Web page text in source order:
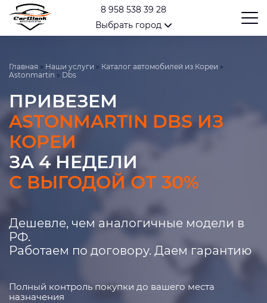
8 958 538 39 28
Выбрать город
Главная » Наши услуги » Каталог автомобилей из Кореи »
Astonmartin » Dbs
ПРИВЕЗЕМ
ASTONMARTIN DBS ИЗ
КОРЕИ
ЗА 4 НЕДЕЛИ
С ВЫГОДОЙ ОТ 30%
Дешевле, чем аналогичные модели в
РФ.
Работаем по договору. Даем гарантию
Полный контроль покупки до вашего места
назначения